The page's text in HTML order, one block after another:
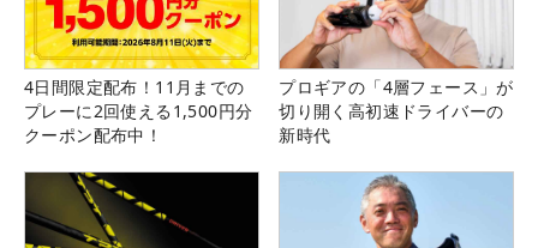
4日間限定配布！11月までの
プレーに2回使える1,500円分
クーポン配布中！
プロギアの「4層フェース」が
切り開く高初速ドライバーの
新時代